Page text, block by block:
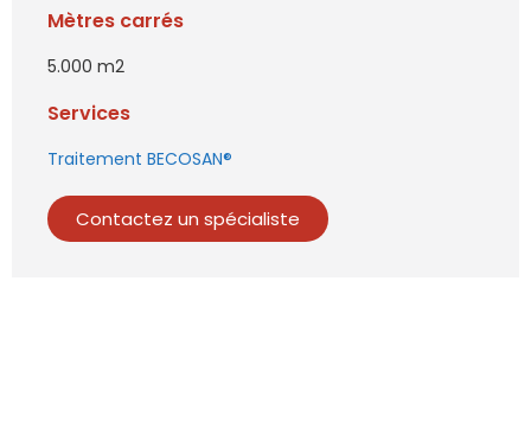
Mètres carrés
5.000 m2
Services
Traitement BECOSAN®
Contactez un spécialiste